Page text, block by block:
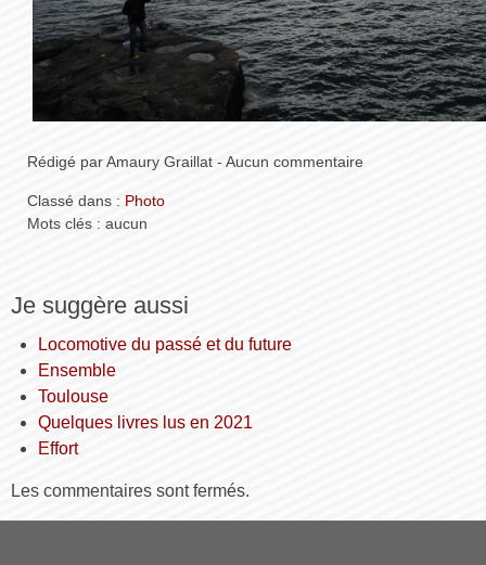
Rédigé par Amaury Graillat - Aucun commentaire
Classé dans : Photo
Mots clés : aucun
Je suggère aussi
Locomotive du passé et du future
Ensemble
Toulouse
Quelques livres lus en 2021
Effort
Les commentaires sont fermés.